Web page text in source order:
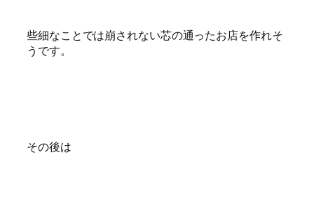
些細なことでは崩されない芯の通ったお店を作れそ
うです。
その後は